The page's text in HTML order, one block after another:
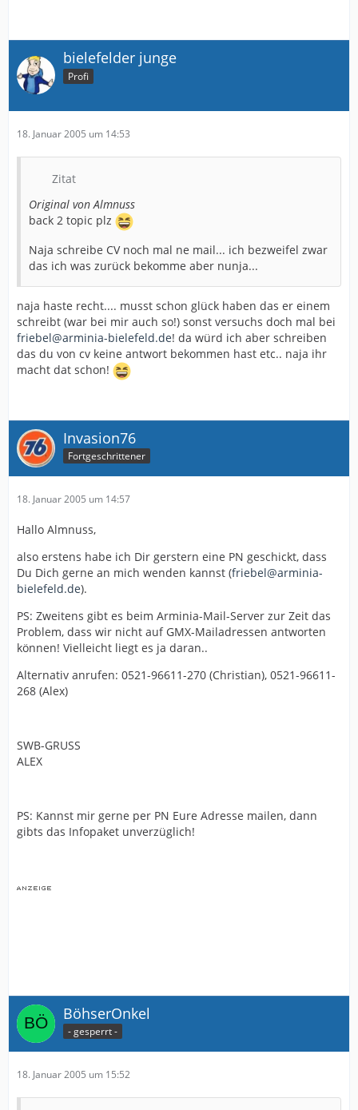
bielefelder junge
Profi
18. Januar 2005 um 14:53
Zitat
Original von Almnuss
back 2 topic plz
Naja schreibe CV noch mal ne mail... ich bezweifel zwar
das ich was zurück bekomme aber nunja...
naja haste recht.... musst schon glück haben das er einem
schreibt (war bei mir auch so!) sonst versuchs doch mal bei
friebel@arminia-bielefeld.de! da würd ich aber schreiben
das du von cv keine antwort bekommen hast etc.. naja ihr
macht dat schon!
Invasion76
Fortgeschrittener
18. Januar 2005 um 14:57
Hallo Almnuss,
also erstens habe ich Dir gerstern eine PN geschickt, dass
Du Dich gerne an mich wenden kannst (friebel@arminia-
bielefeld.de).
PS: Zweitens gibt es beim Arminia-Mail-Server zur Zeit das
Problem, dass wir nicht auf GMX-Mailadressen antworten
können! Vielleicht liegt es ja daran..
Alternativ anrufen: 0521-96611-270 (Christian), 0521-96611-
268 (Alex)
SWB-GRUSS
ALEX
PS: Kannst mir gerne per PN Eure Adresse mailen, dann
gibts das Infopaket unverzüglich!
BöhserOnkel
- gesperrt -
18. Januar 2005 um 15:52